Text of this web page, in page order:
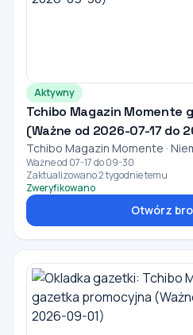
Aktywny
Tchibo Magazin Momente
(Ważne od 2026-07-17 do
Tchibo Magazin Momente ·
Ważne od 07-17 do 09-30
Zaktualizowano 2 tygodnie temu
Zweryfikowano
Otwórz